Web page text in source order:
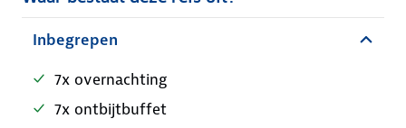
Inbegrepen
7x overnachting
7x ontbijtbuffet